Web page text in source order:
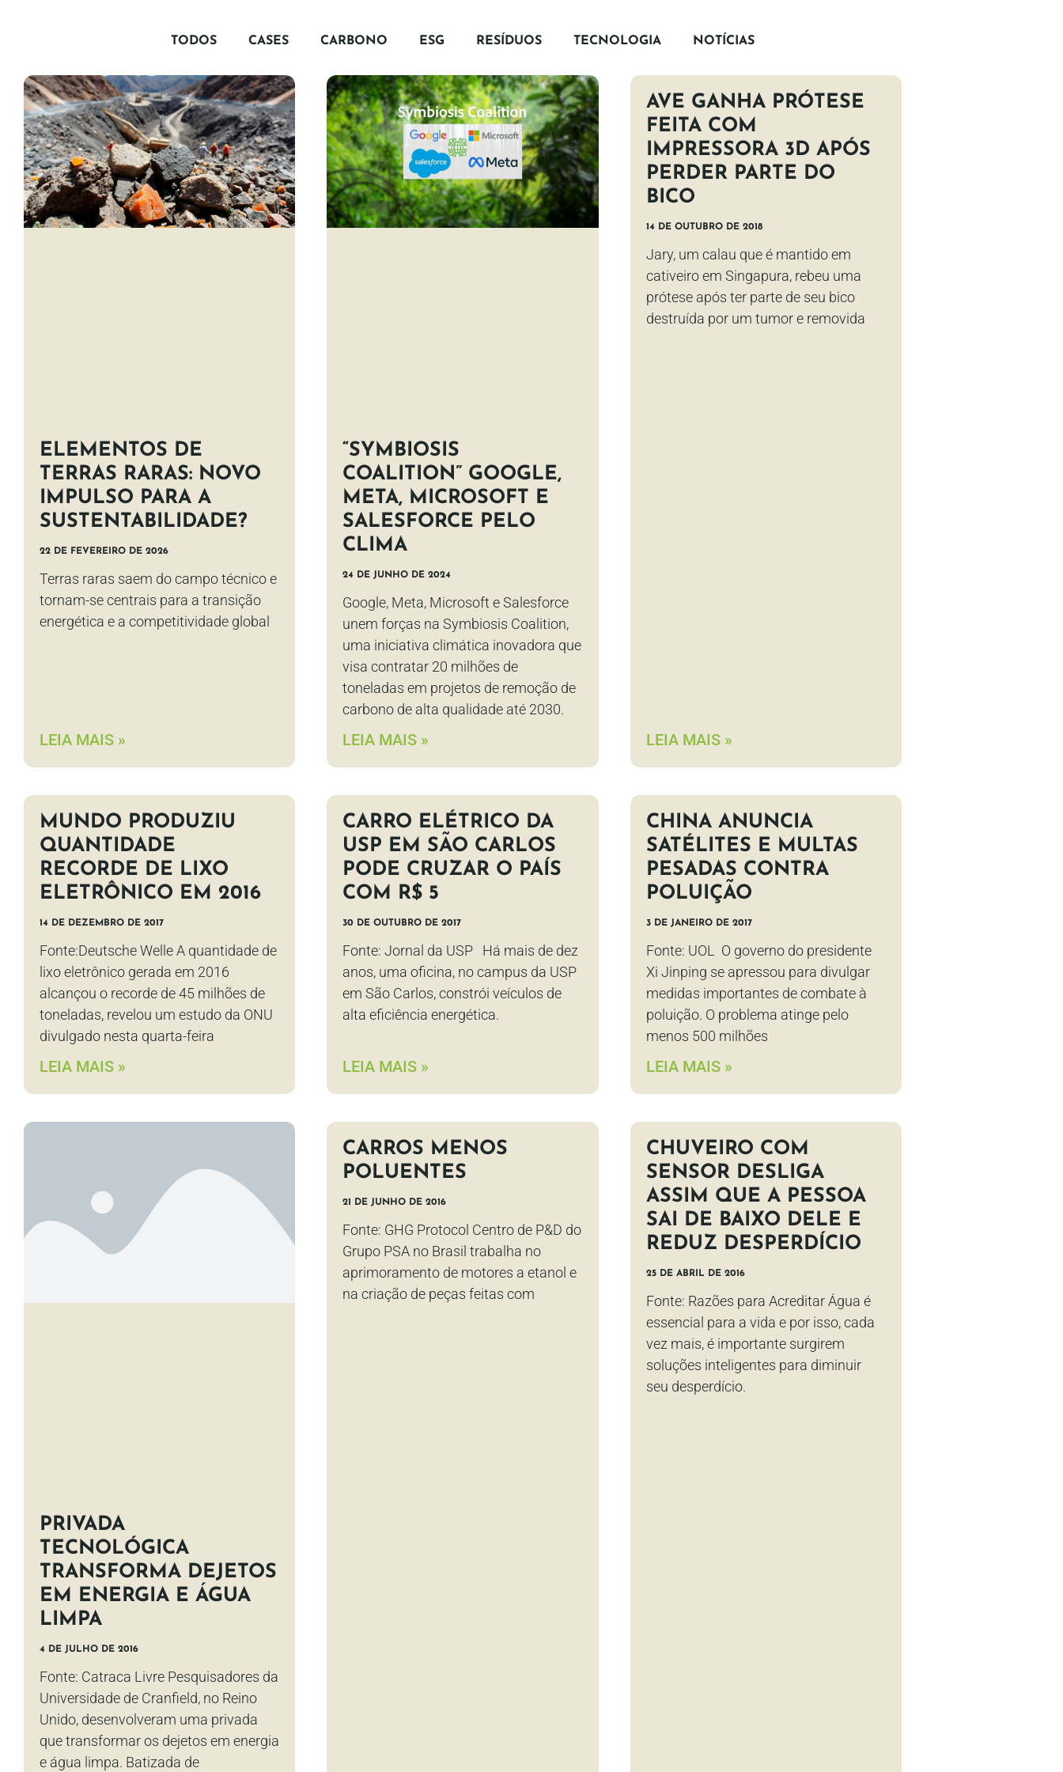
TODOS CASES CARBONO ESG RESÍDUOS TECNOLOGIA NOTÍCIAS
ELEMENTOS DE
TERRAS RARAS: NOVO
IMPULSO PARA A
SUSTENTABILIDADE?
22 DE FEVEREIRO DE 2026
Terras raras saem do campo técnico e
tornam-se centrais para a transição
energética e a competitividade global
LEIA MAIS »
“SYMBIOSIS
COALITION” GOOGLE,
META, MICROSOFT E
SALESFORCE PELO
CLIMA
24 DE JUNHO DE 2024
Google, Meta, Microsoft e Salesforce
unem forças na Symbiosis Coalition,
uma iniciativa climática inovadora que
visa contratar 20 milhões de
toneladas em projetos de remoção de
carbono de alta qualidade até 2030.
LEIA MAIS »
AVE GANHA PRÓTESE
FEITA COM
IMPRESSORA 3D APÓS
PERDER PARTE DO
BICO
14 DE OUTUBRO DE 2018
Jary, um calau que é mantido em
cativeiro em Singapura, rebeu uma
prótese após ter parte de seu bico
destruída por um tumor e removida
LEIA MAIS »
MUNDO PRODUZIU
QUANTIDADE
RECORDE DE LIXO
ELETRÔNICO EM 2016
14 DE DEZEMBRO DE 2017
Fonte:Deutsche Welle A quantidade de
lixo eletrônico gerada em 2016
alcançou o recorde de 45 milhões de
toneladas, revelou um estudo da ONU
divulgado nesta quarta-feira
LEIA MAIS »
CARRO ELÉTRICO DA
USP EM SÃO CARLOS
PODE CRUZAR O PAÍS
COM R$ 5
30 DE OUTUBRO DE 2017
Fonte: Jornal da USP Há mais de dez
anos, uma oficina, no campus da USP
em São Carlos, constrói veículos de
alta eficiência energética.
LEIA MAIS »
CHINA ANUNCIA
SATÉLITES E MULTAS
PESADAS CONTRA
POLUIÇÃO
3 DE JANEIRO DE 2017
Fonte: UOL O governo do presidente
Xi Jinping se apressou para divulgar
medidas importantes de combate à
poluição. O problema atinge pelo
menos 500 milhões
LEIA MAIS »
PRIVADA
TECNOLÓGICA
TRANSFORMA DEJETOS
EM ENERGIA E ÁGUA
LIMPA
4 DE JULHO DE 2016
Fonte: Catraca Livre Pesquisadores da
Universidade de Cranfield, no Reino
Unido, desenvolveram uma privada
que transformar os dejetos em energia
e água limpa. Batizada de
CARROS MENOS
POLUENTES
21 DE JUNHO DE 2016
Fonte: GHG Protocol Centro de P&D do
Grupo PSA no Brasil trabalha no
aprimoramento de motores a etanol e
na criação de peças feitas com
CHUVEIRO COM
SENSOR DESLIGA
ASSIM QUE A PESSOA
SAI DE BAIXO DELE E
REDUZ DESPERDÍCIO
25 DE ABRIL DE 2016
Fonte: Razões para Acreditar Água é
essencial para a vida e por isso, cada
vez mais, é importante surgirem
soluções inteligentes para diminuir
seu desperdício.